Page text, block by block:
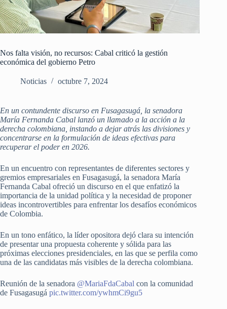
Nos falta visión, no recursos: Cabal criticó la gestión
económica del gobierno Petro
Noticias octubre 7, 2024
En un contundente discurso en Fusagasugá, la senadora
María Fernanda Cabal lanzó un llamado a la acción a la
derecha colombiana, instando a dejar atrás las divisiones y
concentrarse en la formulación de ideas efectivas para
recuperar el poder en 2026.
En un encuentro con representantes de diferentes sectores y
gremios empresariales en Fusagasugá, la senadora María
Fernanda Cabal ofreció un discurso en el que enfatizó la
importancia de la unidad política y la necesidad de proponer
ideas incontrovertibles para enfrentar los desafíos económicos
de Colombia.
En un tono enfático, la líder opositora dejó clara su intención
de presentar una propuesta coherente y sólida para las
próximas elecciones presidenciales, en las que se perfila como
una de las candidatas más visibles de la derecha colombiana.
Reunión de la senadora @MariaFdaCabal con la comunidad
de Fusagasugá pic.twitter.com/ywhmCi9gu5